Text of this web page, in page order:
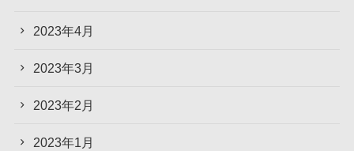
2023年4月
2023年3月
2023年2月
2023年1月